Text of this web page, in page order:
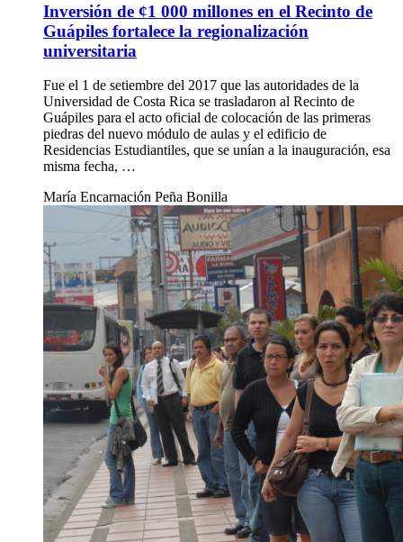
Inversión de ¢1 000 millones en el Recinto de
Guápiles fortalece la regionalización
universitaria
Fue el 1 de setiembre del 2017 que las autoridades de la
Universidad de Costa Rica se trasladaron al Recinto de
Guápiles para el acto oficial de colocación de las primeras
piedras del nuevo módulo de aulas y el edificio de
Residencias Estudiantiles, que se unían a la inauguración, esa
misma fecha, …
María Encarnación Peña Bonilla